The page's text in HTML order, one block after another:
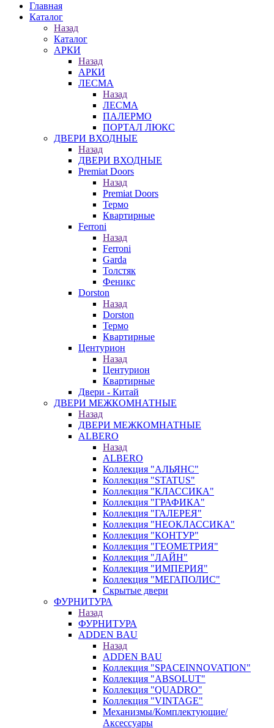
Главная
Каталог
Назад
Каталог
АРКИ
Назад
АРКИ
ЛЕСМА
Назад
ЛЕСМА
ПАЛЕРМО
ПОРТАЛ ЛЮКС
ДВЕРИ ВХОДНЫЕ
Назад
ДВЕРИ ВХОДНЫЕ
Premiat Doors
Назад
Premiat Doors
Термо
Квартирные
Ferroni
Назад
Ferroni
Garda
Толстяк
Феникс
Dorston
Назад
Dorston
Термо
Квартирные
Центурион
Назад
Центурион
Квартирные
Двери - Китай
ДВЕРИ МЕЖКОМНАТНЫЕ
Назад
ДВЕРИ МЕЖКОМНАТНЫЕ
ALBERO
Назад
ALBERO
Коллекция "АЛЬЯНС"
Коллекция "STATUS"
Коллекция "КЛАССИКА"
Коллекция "ГРАФИКА"
Коллекция "ГАЛЕРЕЯ"
Коллекция "НЕОКЛАССИКА"
Коллекция "КОНТУР"
Коллекция "ГЕОМЕТРИЯ"
Коллекция "ЛАЙН"
Коллекция "ИМПЕРИЯ"
Коллекция "МЕГАПОЛИС"
Скрытые двери
ФУРНИТУРА
Назад
ФУРНИТУРА
ADDEN BAU
Назад
ADDEN BAU
Коллекция "SPACEINNOVATION"
Коллекция "ABSOLUT"
Коллекция "QUADRO"
Коллекция "VINTAGE"
Механизмы/Комплектующие/
Аксессуары